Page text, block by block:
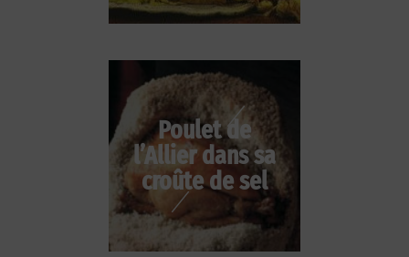
Poulet de
l’Allier dans sa
croûte de sel